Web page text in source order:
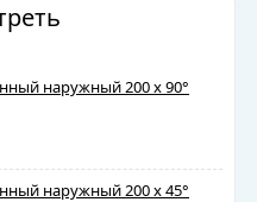
наружный 200 х 90°
наружный 200 х 45°